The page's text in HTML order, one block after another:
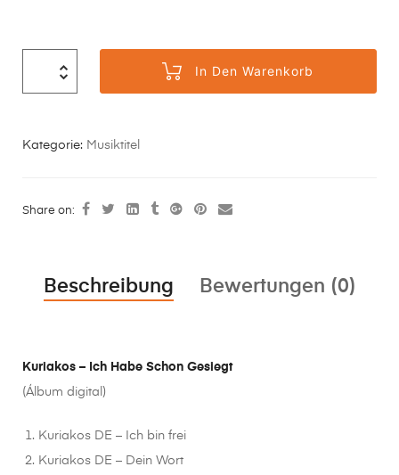
In Den Warenkorb
Kategorie: Musiktitel
Share on:
Beschreibung Bewertungen (0)
Kuriakos – Ich Habe Schon Gesiegt
(Álbum digital)
Kuriakos DE – Ich bin frei
Kuriakos DE – Dein Wort